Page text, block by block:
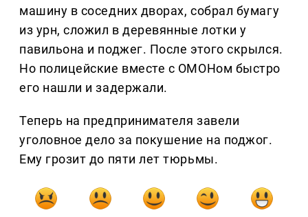
машину в соседних дворах, собрал бумагу
из урн, сложил в деревянные лотки у
павильона и поджег. После этого скрылся.
Но полицейские вместе с ОМОНом быстро
его нашли и задержали.
Теперь на предпринимателя завели
уголовное дело за покушение на поджог.
Ему грозит до пяти лет тюрьмы.